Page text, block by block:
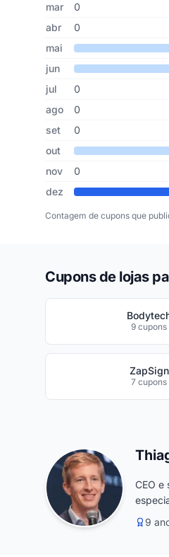
mar
0
abr
0
mai
jun
jul
0
ago
0
set
0
out
nov
0
dez
Contagem de cupons que
Cupons de lojas
9 cupons
ZapSign
7 cupons
CEO e
9